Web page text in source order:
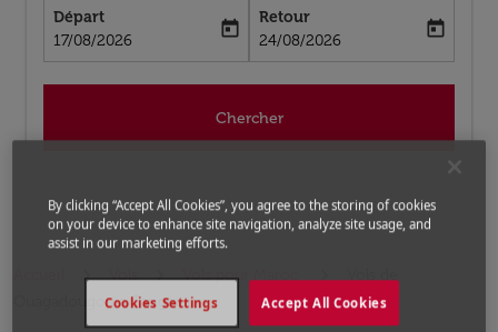
Départ
fc-booking-departure-date-aria-label
17/08/2026
today
Retour
fc-booking-return-date-aria-label
24/08/2026
today
Chercher
Vols Vols pour Maroc
Ouagadougou a Tanger
By clicking “Accept All Cookies”, you agree to the storing of cookies
on your device to enhance site navigation, analyze site usage, and
assist in our marketing efforts.
Accept All Cookies
Cookies Settings